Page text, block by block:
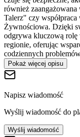
również
Talerz" czy
Żywnościowa. Dzięki
odgrywa kluczową
regionie, oferując
codziennych
Pokaż więcej opisu
Napisz wiadomość
Wyślij wiadomość do
Wyślij wiadomość